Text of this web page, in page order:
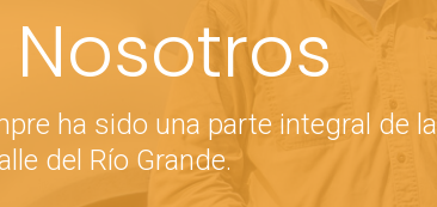
ha sido una parte integral de la
del Río Grande.